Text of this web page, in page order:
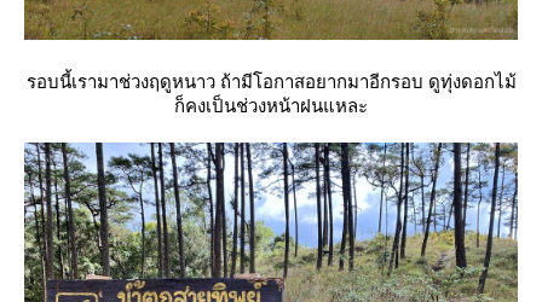
รอบนี้เรามาช่วงฤดูหนาว ถ้ามีโอกาสอยากมาอีกรอบ ดูทุ่งดอกไม้
ก็คงเป็นช่วงหน้าฝนแหละ